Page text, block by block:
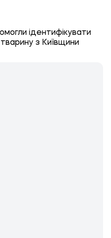
ідентифікувати
тварину з Київщини